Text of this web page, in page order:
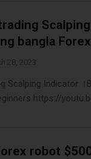
bangla
Scalping Indicator
https://
robot